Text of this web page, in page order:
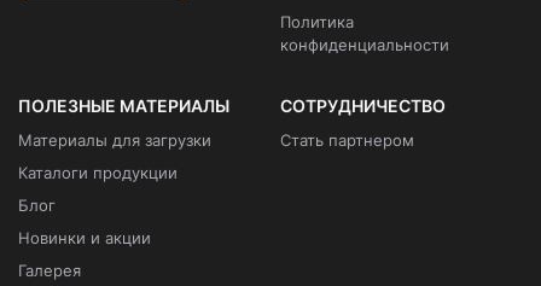
Политика
конфиденциальности
ПОЛЕЗНЫЕ МАТЕРИАЛЫ
Материалы для загрузки
Каталоги продукции
Блог
Новинки и акции
Галерея
СОТРУДНИЧЕСТВО
Стать партнером